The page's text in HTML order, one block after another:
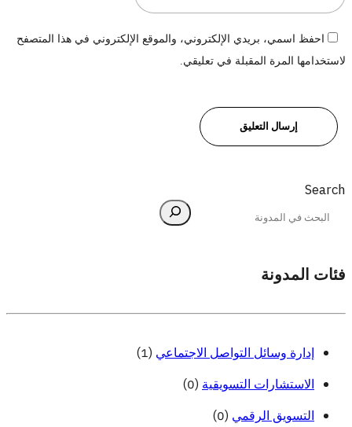
احفظ اسمي، بريدي الإلكتروني، والموقع الإلكتروني في هذا المتصفح
لاستخدامها المرة المقبلة في تعليقي.
Search
فئات المدونة
إدارة وسائل التواصل الاجتماعي (1)
الاستشارات التسويقية (0)
التسويق الرقمي (0)